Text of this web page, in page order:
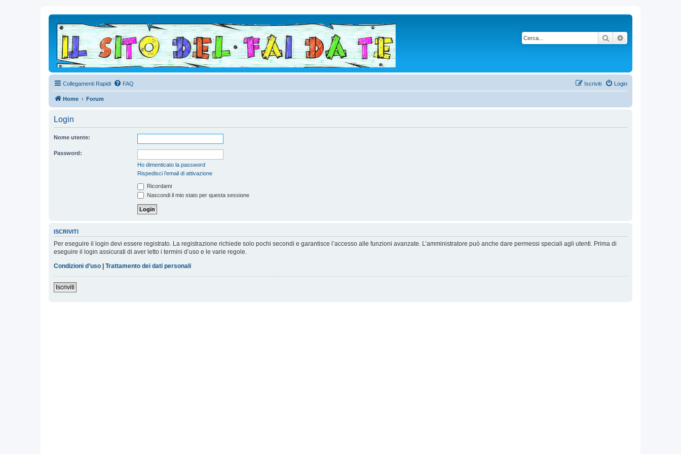
Cerca
Collegamenti Rapidi FAQ Login
Iscriviti
Home Forum
Login
Nome utente:
Password:
Ho dimenticato la password
Rispedisci l’email di attivazione
Ricordami
Nascondi il mio stato per questa sessione
ISCRIVITI
Per eseguire il login devi essere registrato. La registrazione richiede solo pochi secondi e garantisce l’accesso alle funzioni avanzate. L’amministratore può anche dare permessi speciali agli utenti. Prima di
eseguire il login assicurati di aver letto i termini d’uso e le varie regole.
Condizioni d’uso | Trattamento dei dati personali
Iscriviti